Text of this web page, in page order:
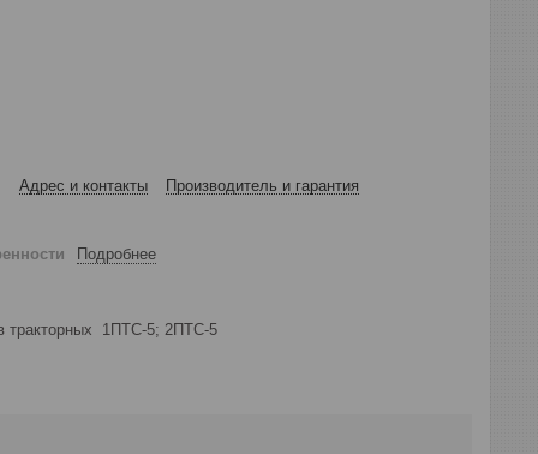
Адрес и контакты Производитель и гарантия
Подробнее
тракторных 1ПТС-5; 2ПТС-5